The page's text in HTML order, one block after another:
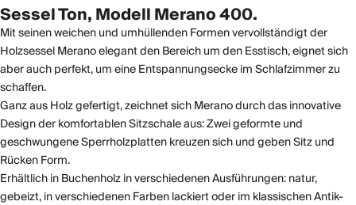
Sessel Ton, Modell Merano 400.
Mit seinen weichen und umhüllenden Formen vervollständigt der
Holzsessel Merano elegant den Bereich um den Esstisch, eignet sich
aber auch perfekt, um eine Entspannungsecke im Schlafzimmer zu
schaffen.
Ganz aus Holz gefertigt, zeichnet sich Merano durch das innovative
Design der komfortablen Sitzschale aus: Zwei geformte und
geschwungene Sperrholzplatten kreuzen sich und geben Sitz und
Rücken Form.
Erhältlich in Buchenholz in verschiedenen Ausführungen: natur,
gebeizt, in verschiedenen Farben lackiert oder im klassischen Antik-